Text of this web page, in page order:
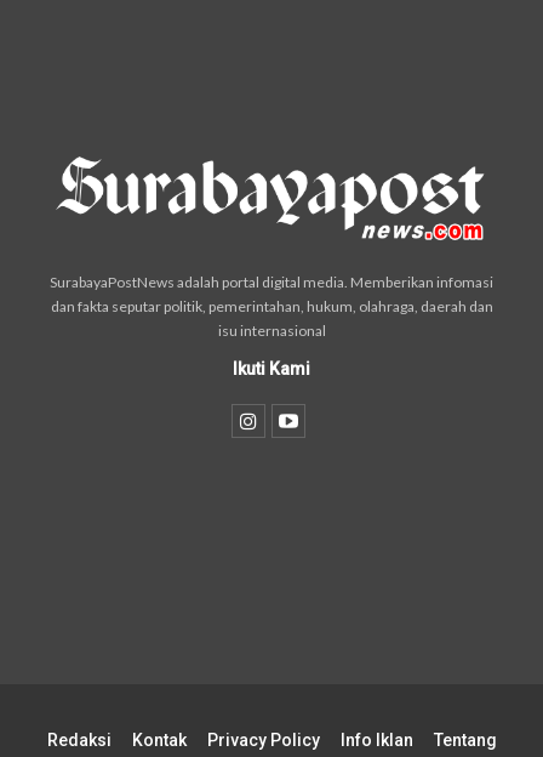
SurabayaPostNews adalah portal digital media. Memberikan infomasi
dan fakta seputar politik, pemerintahan, hukum, olahraga, daerah dan
isu internasional
Ikuti Kami
Redaksi Kontak Privacy Policy Info Iklan Tentang